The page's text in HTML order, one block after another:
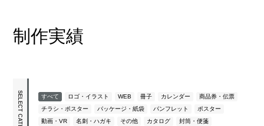
制作実績
すべて ロゴ・イラスト WEB 冊子 カレンダー
商品券・伝票
チラシ・ポスター
パッケージ・紙袋 パンフレット
ポスター
動画・VR
名刺・ハガキ その他 カタログ
封筒・便箋